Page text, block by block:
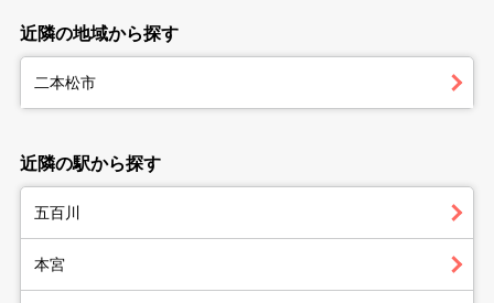
近隣の地域から探す
二本松市
近隣の駅から探す
五百川
本宮